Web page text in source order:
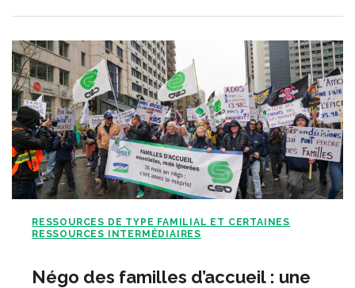
RESSOURCES DE TYPE FAMILIAL ET CERTAINES
RESSOURCES INTERMÉDIAIRES
Négo des familles d’accueil : une